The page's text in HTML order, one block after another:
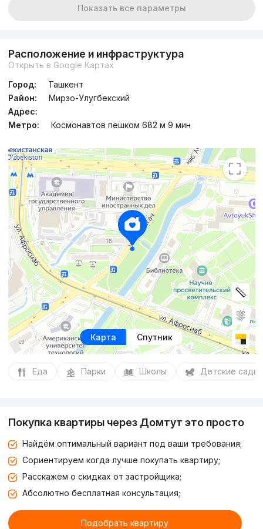
Показать все параметры
Расположение и инфраструктура
Открыть в Google Картах
Город:
Ташкент
Район:
Мирзо-Улугбекский
Адрес:
Метро:
Космонавтов пешком 682 м 9 мин
Карта Спутник
Еда Парки Школы Детские сады
Покупка квартиры через Домтут это просто
Найдём оптимальный вариант под ваши требования;
Сориентируем когда лучше покупать квартиру;
Расскажем о скидках от застройщика;
Абсолютно бесплатная консультация;
Подобрать квартиру